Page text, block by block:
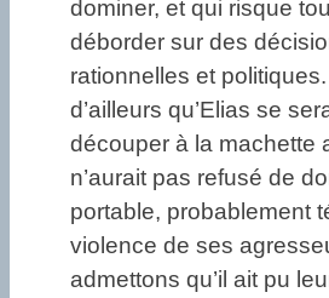
dominer, et qui risque
déborder sur des
rationnelles et politiques.
d’ailleurs qu’Elias se
découper à la machette
n’aurait pas refusé de
portable, probablement
violence de ses
admettons qu’il ait pu